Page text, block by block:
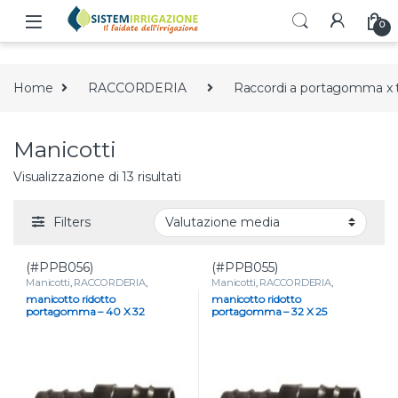
Skip to navigation
Skip to content
0
Home RACCORDERIA Raccordi a portagomma x
Manicotti
Visualizzazione di 13 risultatiValutazione media
Filters
(#PPB056)
Manicotti, RACCORDERIA,
Raccordi a portagomma x tubo
manicotto ridotto
portagomma – 40 X 32
(#PPB055)
Manicotti, RACCORDERIA,
Raccordi a portagomma x tubo
manicotto ridotto
portagomma – 32 X 25